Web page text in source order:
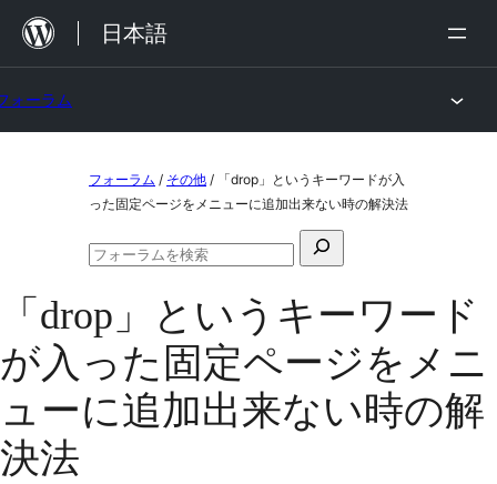
日本語
ォーラム
ス
キ
ッ
プ
フォーラム / その他 /
「drop」というキーワードが入
った固定ページをメニューに追加出来ない時の解決法
検
対
フ
ー
ム
の
索
「drop」というキーワード
が入った固定ページをメニ
ューに追加出来ない時の解
決法